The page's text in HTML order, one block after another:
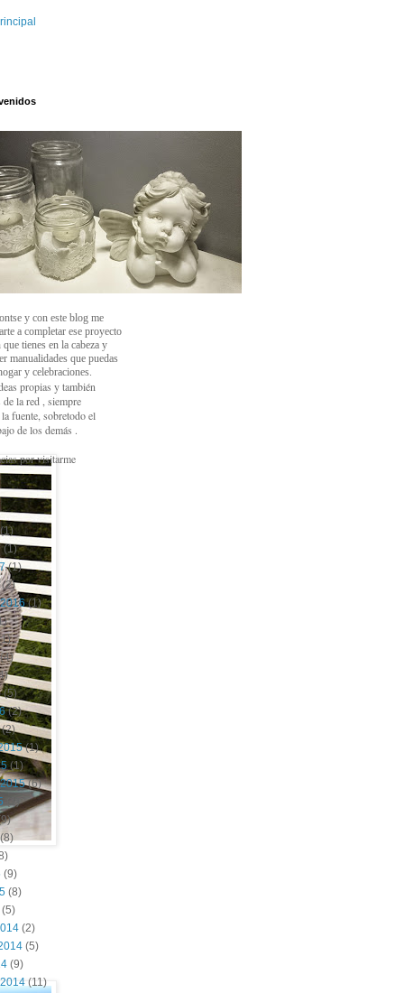
y con este blog me
a completar ese proyecto
tienes en la cabeza y
manualidades que puedas
y celebraciones.
propias y también
la red , siempre
fuente, sobretodo el
de los demás .
por visitarme
(1)
(1)
(2)
(1)
(5)
(2)
(2)
(1)
(1)
(6)
(1)
(9)
(8)
(5)
(2)
(5)
(9)
(11)